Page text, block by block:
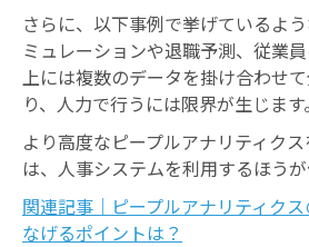
さらに、以下事例で挙げているよ
ミュレーションや退職予測、従業
上には複数のデータを掛け合わせ
り、人力で行うには限界が生じます。
より高度なピープルアナリティク
は、人事システムを利用するほうが
関連記事｜ピープルアナリティク
なげるポイントは？